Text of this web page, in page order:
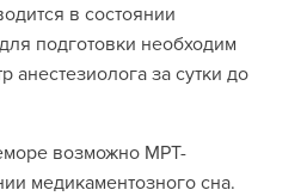
в состоянии
подготовки необходим
анестезиолога за сутки до
возможно МРТ-
медикаментозного сна.